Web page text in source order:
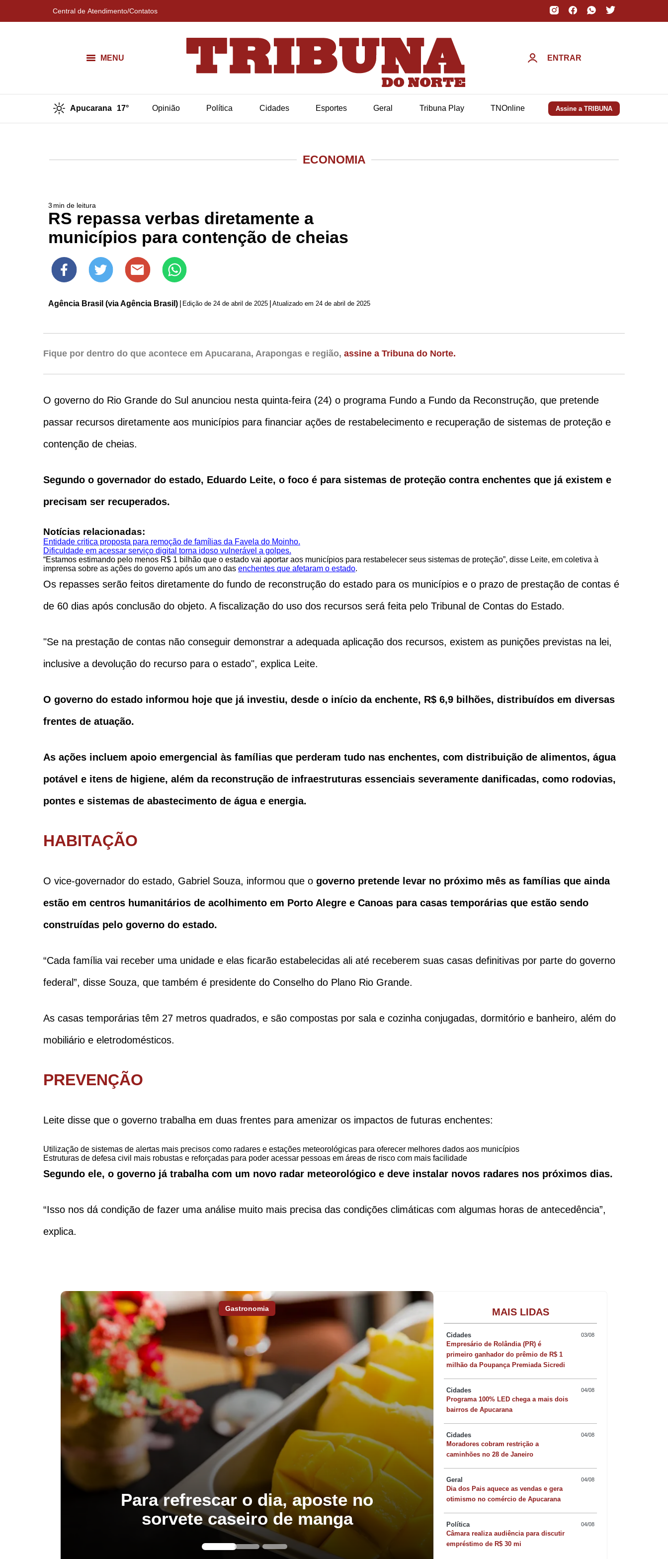
Central de Atendimento/Contatos
MENU ENTRAR
Apucarana 17° Opinião Política Cidades Esportes Geral Tribuna Play TNOnline Assine a TRIBUNA
ECONOMIA
3 min de leitura
RS repassa verbas diretamente a
municípios para contenção de cheias
Agência Brasil (via Agência Brasil) Edição de 24 de abril de 2025 Atualizado em 24 de abril de 2025
Fique por dentro do que acontece em Apucarana, Arapongas e região, assine a Tribuna do Norte.
O governo do Rio Grande do Sul anunciou nesta quinta-feira (24) o programa Fundo a Fundo da Reconstrução, que pretende
passar recursos diretamente aos municípios para financiar ações de restabelecimento e recuperação de sistemas de proteção e
contenção de cheias.
Segundo o governador do estado, Eduardo Leite, o foco é para sistemas de proteção contra enchentes que já existem e
precisam ser recuperados.
Notícias relacionadas:
Entidade critica proposta para remoção de famílias da Favela do Moinho.
Dificuldade em acessar serviço digital torna idoso vulnerável a golpes.
“Estamos estimando pelo menos R$ 1 bilhão que o estado vai aportar aos municípios para restabelecer seus sistemas de proteção”, disse Leite, em coletiva à
imprensa sobre as ações do governo após um ano das enchentes que afetaram o estado.
Os repasses serão feitos diretamente do fundo de reconstrução do estado para os municípios e o prazo de prestação de contas é
de 60 dias após conclusão do objeto. A fiscalização do uso dos recursos será feita pelo Tribunal de Contas do Estado.
"Se na prestação de contas não conseguir demonstrar a adequada aplicação dos recursos, existem as punições previstas na lei,
inclusive a devolução do recurso para o estado", explica Leite.
O governo do estado informou hoje que já investiu, desde o início da enchente, R$ 6,9 bilhões, distribuídos em diversas
frentes de atuação.
As ações incluem apoio emergencial às famílias que perderam tudo nas enchentes, com distribuição de alimentos, água
potável e itens de higiene, além da reconstrução de infraestruturas essenciais severamente danificadas, como rodovias,
pontes e sistemas de abastecimento de água e energia.
HABITAÇÃO
O vice-governador do estado, Gabriel Souza, informou que o governo pretende levar no próximo mês as famílias que ainda
estão em centros humanitários de acolhimento em Porto Alegre e Canoas para casas temporárias que estão sendo
construídas pelo governo do estado.
“Cada família vai receber uma unidade e elas ficarão estabelecidas ali até receberem suas casas definitivas por parte do governo
federal”, disse Souza, que também é presidente do Conselho do Plano Rio Grande.
As casas temporárias têm 27 metros quadrados, e são compostas por sala e cozinha conjugadas, dormitório e banheiro, além do
mobiliário e eletrodomésticos.
PREVENÇÃO
Leite disse que o governo trabalha em duas frentes para amenizar os impactos de futuras enchentes:
Utilização de sistemas de alertas mais precisos como radares e estações meteorológicas para oferecer melhores dados aos municípios
Estruturas de defesa civil mais robustas e reforçadas para poder acessar pessoas em áreas de risco com mais facilidade
Segundo ele, o governo já trabalha com um novo radar meteorológico e deve instalar novos radares nos próximos dias.
“Isso nos dá condição de fazer uma análise muito mais precisa das condições climáticas com algumas horas de antecedência”,
explica.
Gastronomia
Para refrescar o dia, aposte no
sorvete caseiro de manga
Quer sofisticar o
risoto de camarão
MAIS LIDAS
Cidades 03/08
Empresário de Rolândia (PR) é
primeiro ganhador do prêmio de R$ 1
milhão da Poupança Premiada Sicredi
Cidades 04/08
Programa 100% LED chega a mais dois
bairros de Apucarana
Cidades 04/08
Moradores cobram restrição a
caminhões no 28 de Janeiro
Geral 04/08
Dia dos Pais aquece as vendas e gera
otimismo no comércio de Apucarana
Política 04/08
Câmara realiza audiência para discutir
empréstimo de R$ 30 mi